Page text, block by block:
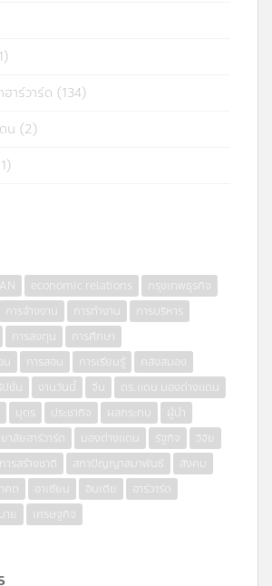
าร์วาร์ด (134)
น (2)
economic relations
กรุงเทพธุรกิจ
การจ้างงาน การทำงาน
การบริหาร
การลงทุน
การศึกษา
การสอน การเรียนรู้
คลังสมอง
ชั่น งานวันนี้ จีน
ดร.แดน มองต่างแดน
บุตร ประชากิจ ผลกระทบ
ผู้นำ
าลัยฮาร์วาร์ด มองต่างแดน รัฐกิจ
วิจัย
รสร้างชาติ สภาปัญญาสมาพันธ์
สังคม
คต อาเซียน อินเดีย
ฮาร์วาร์ด
าย เศรษฐกิจ